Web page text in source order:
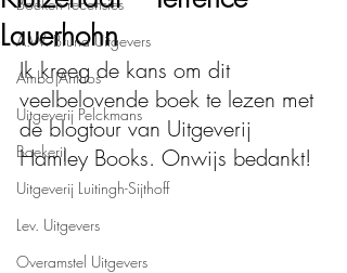
A.W. Bruna Uitgevers
Ambo|Anthos
Uitgeverij Pelckmans
Boekerij
Uitgeverij Luitingh-Sijthoff
Lev. Uitgevers
Overamstel Uitgevers
Lauerhohn
Ik kreeg de kans om dit
veelbelovende boek te lezen met
de blogtour van Uitgeverij
Hamley Books. Onwijs bedankt!